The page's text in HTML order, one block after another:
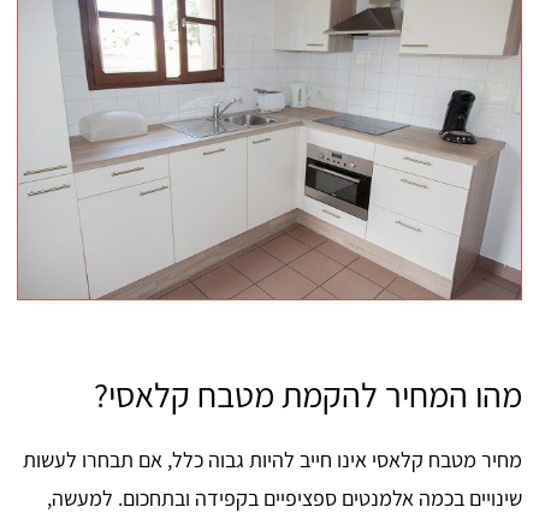
מהו המחיר להקמת מטבח קלאסי?
מחיר מטבח קלאסי אינו חייב להיות גבוה כלל, אם תבחרו לעשות
שינויים בכמה אלמנטים ספציפיים בקפידה ובתחכום. למעשה,